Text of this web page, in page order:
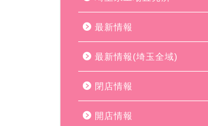
最新情報
最新情報(埼玉全域)
閉店情報
開店情報